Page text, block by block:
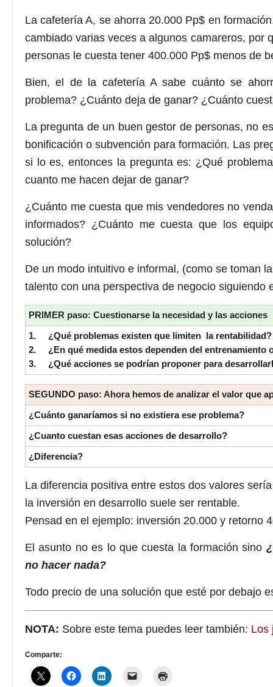
La cafetería A, se ahorra 20.000 Pp$ en
cambiado varias veces a algunos camareros, por
personas le cuesta tener 400.000 Pp$ menos de
Bien, el de la cafetería A sabe cuánto se
problema? ¿Cuánto deja de ganar? ¿Cuánto
La pregunta de un buen gestor de personas, no
bonificación o subvención para formación. Las
si lo es, entonces la pregunta es: ¿Qué
cuanto me hacen dejar de ganar?
¿Cuánto me cuesta que mis vendedores no
informados? ¿Cuánto me cuesta que los
solución?
De un modo intuitivo e informal, (como se toman
talento con una perspectiva de negocio siguiendo
PRIMER paso: Cuestionarse la necesidad y las acciones
1. ¿Qué problemas existen que limiten la rentabilidad?
2. ¿En qué medida estos dependen del
3. ¿Qué acciones se podrían proponer para
SEGUNDO paso: Ahora hemos de analizar el valor que
¿Cuánto ganaríamos si no existiera ese problema?
¿Cuanto cuestan esas acciones de desarrollo?
¿Diferencia?
La diferencia positiva entre estos dos valores
la inversión en desarrollo suele ser rentable.
Pensad en el ejemplo: inversión 20.000 y retorno
El asunto no es lo que cuesta la formación sino
no hacer nada?
Todo precio de una solución que esté por debajo
NOTA: Sobre este tema puedes leer también: Los
Comparte: